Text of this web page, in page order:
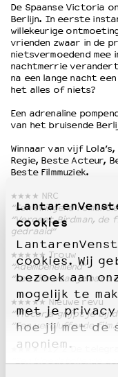
cookies
cookies. Wij
bezoek aan
mogelijk te
met je privacy
hoe jij met de
anoniem.
Integriteits- en
Duurzaamheid
Culturele boycot
Ruimte voor artistieke
De Spaanse Victoria
Berlijn. In eerste
willekeurige
vrienden zwaar in de
nietsvermoedend mee
nachtmerrie
na een lange nacht
het alles of niets?
Een adrenaline
van het bruisende
Winnaar van vijf
Regie, Beste Acteur,
Beste Filmmuziek.
★★★★ NRC
“Een swingend
“Vergeet Birdman, de
gedraaid”
★★★★★ Trouw
“Adembenemend”
“Een film waar je hart
★★★★★ Nieuwe revu
“Victoria grijpt je bij
“Een verbluffende
★★★★ +1/2 De
“Een bloedstollende